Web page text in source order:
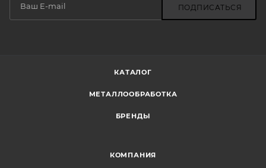
ПОДПИСАТЬСЯ
КАТАЛОГ
МЕТАЛЛООБРАБОТКА
БРЕНДЫ
КОМПАНИЯ